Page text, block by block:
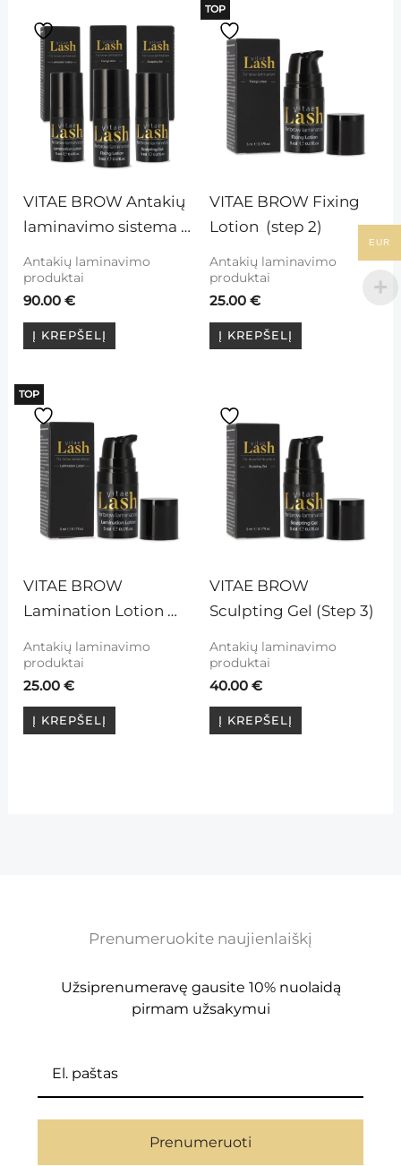
VITAE BROW Antakių
laminavimo sistema
Antakių laminavimo
produktai
90.00€
Į KREPŠELĮ
TOP
VITAE BROW Fixing
Lotion  (step 2)
Antakių laminavimo
produktai
25.00 €
Į KREPŠELĮ
TOP
VITAE BROW
Lamination Lotion
Antakių laminavimo
produktai
25.00€
Į KREPŠELĮ
VITAE BROW
Sculpting Gel (Step 3)
Antakių laminavimo
produktai
40.00 €
Į KREPŠELĮ
Prenumeruokite naujienlaiškį
Užsiprenumeravę gausite 10% nuolaidą
pirmam užsakymui
Prenumeruoti
EUR